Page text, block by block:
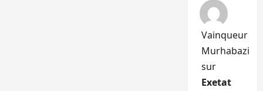
Vainqueur
Murhabazi
sur
Exetat